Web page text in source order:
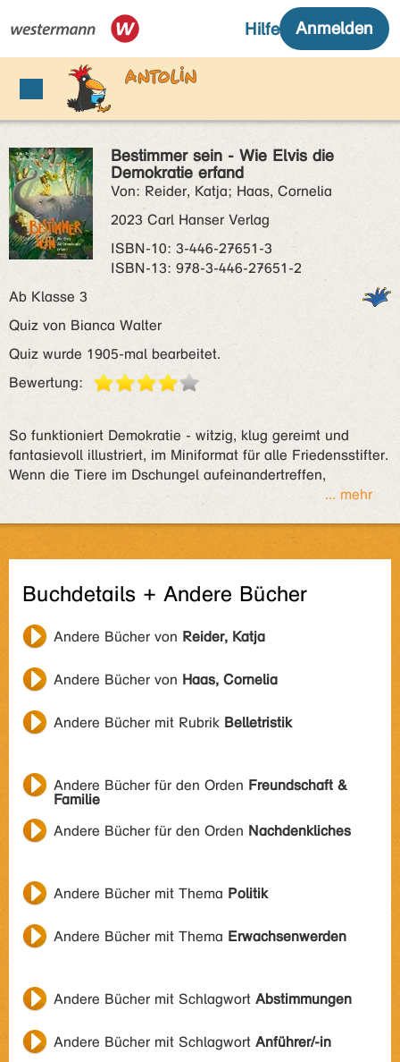
Bestimmer sein - Wie Elvis die
Demokratie erfand
Von: Reider, Katja; Haas, Cornelia
2023 Carl Hanser Verlag
ISBN‑10: 3-446-27651-3
ISBN‑13: 978-3-446-27651-2
Ab Klasse 3
Quiz von Bianca Walter
Quiz wurde 1905-mal bearbeitet.
Bewertung:
So funktioniert Demokratie - witzig, klug gereimt und
fantasievoll illustriert, im Miniformat für alle Friedensstifter.
Wenn die Tiere im Dschungel aufeinandertreffen,
... mehr
Buchdetails + Andere Bücher
Andere Bücher von Reider, Katja
Andere Bücher von Haas, Cornelia
Andere Bücher mit Rubrik Belletristik
Andere Bücher für den Orden Freundschaft &
Familie
Andere Bücher für den Orden Nachdenkliches
Andere Bücher mit Thema Politik
Andere Bücher mit Thema Erwachsenwerden
Andere Bücher mit Schlagwort Abstimmungen
Andere Bücher mit Schlagwort Anführer/-in